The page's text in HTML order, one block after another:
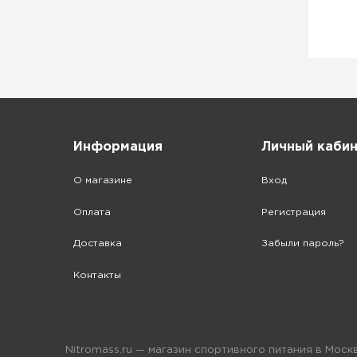
Информация
О магазине
Оплата
Доставка
Контакты
Личный
Вход
Регистрация
Забыли пароль?
Nitromass.ru — магазин спортивного питания в